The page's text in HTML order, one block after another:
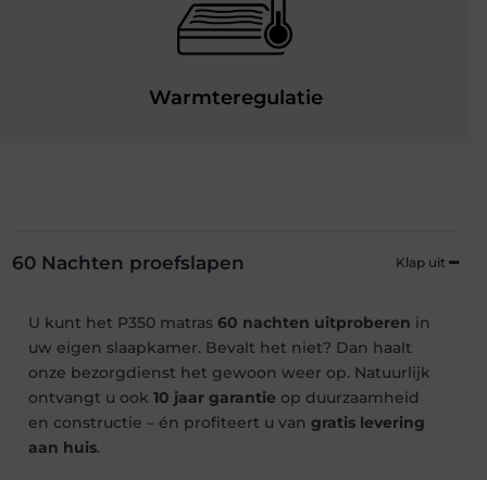
Warmteregulatie
60 Nachten proefslapen
U kunt het P350 matras 60 nachten uitproberen in
uw eigen slaapkamer. Bevalt het niet? Dan haalt
onze bezorgdienst het gewoon weer op. Natuurlijk
ontvangt u ook 10 jaar garantie op duurzaamheid
en constructie – én profiteert u van gratis levering
aan huis.